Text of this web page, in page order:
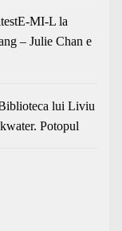
MI-L la
– Julie Chan e
lui Liviu
Potopul